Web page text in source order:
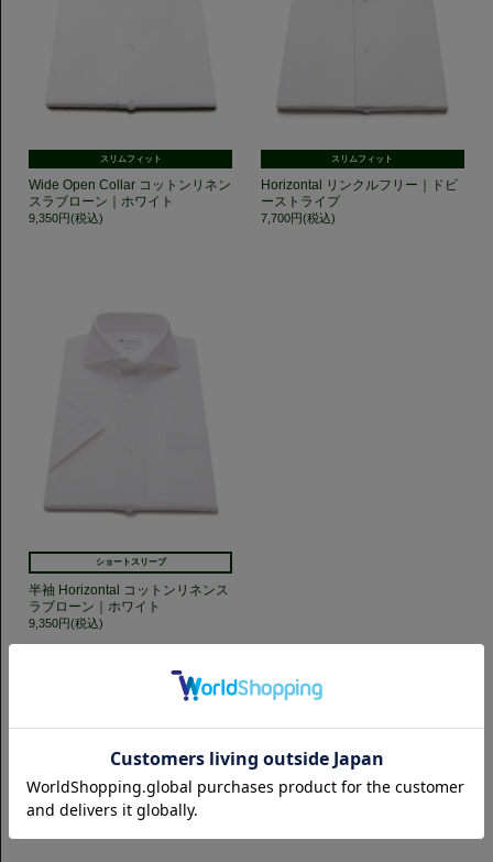
スリムフィット
Wide Open Collar コットンリネン
スラブローン｜ホワイト
9,350円(税込)
スリムフィット
Horizontal リンクルフリー｜ドビ
ーストライプ
7,700円(税込)
ショートスリーブ
半袖 Horizontal コットンリネンス
ラブローン｜ホワイト
9,350円(税込)
GET TO KNOW US
CAMICIANISTAの最新情報、スタイル提案などをおしらせします。是非フ